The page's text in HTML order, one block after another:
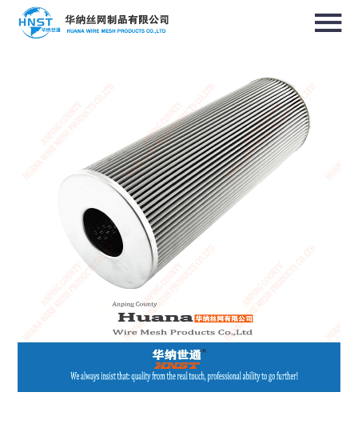
选择国家／地区
亚洲
中华人民共和国
North & South America
USA / English
Canada / English